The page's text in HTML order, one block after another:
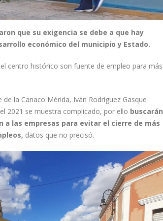
que su exigencia se debe a que hay
económico del municipio y Estado.
centro histórico son fuente de empleo para más
la Canaco Mérida, Iván Rodríguez Gasque
2021 se muestra complicado, por ello buscarán
las empresas para evitar el cierre de más
datos que no precisó.